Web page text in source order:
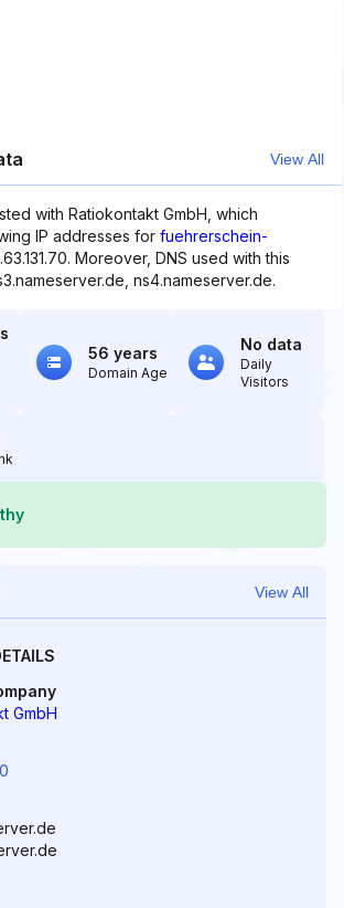
View All
with Ratiokontakt GmbH, which
IP addresses for fuehrerschein-
Moreover, DNS used with this
ns4.nameserver.de.
56 years
Domain Age
No data
Daily
Visitors
View All
GmbH